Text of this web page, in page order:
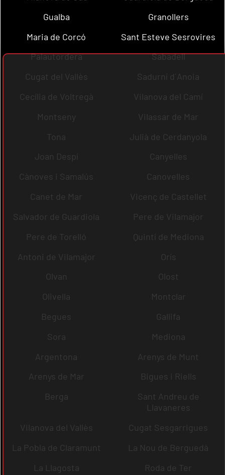
Gualba
Granollers
Maria de Corcó
Sant Esteve Sesrovires
Palautordera
Sabadell
Cugat del Vallès
Sadurní d´Anoia
Cecília de Voltregà
Vilanova del Camí
Montseny
Vilassar de Mar
Tona
Julià de Cerdanyola
Joan Despí
Canyelles
Cànoves i Samalús
Canovelles
Canet de Mar
Vicenç de Castellet
Salvador de Guardiola
Pere de Vilamajor
Pere de Torelló
Quintí de Mediona
Antoni de Vilamajor
Orís
Olvan
Olost
Olivella
Montclar
Begues
Gallifa
Sora
Mediona
Argentona
Arenys de Munt
Arenys de Mar
Bigues i Riells
Berga
Sant Andreu de
Llavaneres
Vilanova del Vallès
Cugat Sesgarrigues
La Pobla de Claramunt
La Nou de Berguedà
La Llagosta
Roda de Ter